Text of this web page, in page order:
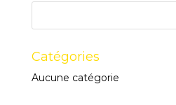
Catégories
Aucune catégorie